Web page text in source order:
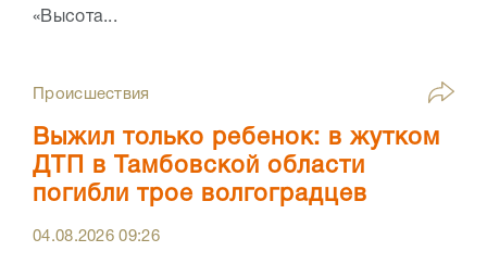
«Высота...
Происшествия
Выжил только ребенок: в жутком
ДТП в Тамбовской области
погибли трое волгоградцев
04.08.202609:26